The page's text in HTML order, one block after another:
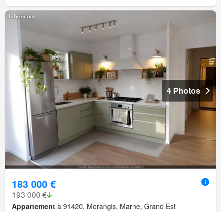
4 Photos
183 000 €
193 000 €
Appartement à 91420, Morangis, Marne, Grand Est